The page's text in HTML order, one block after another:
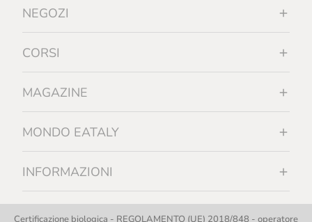
NEGOZI
CORSI
MAGAZINE
MONDO EATALY
INFORMAZIONI
Certificazione biologica - REGOLAMENTO (UE) 2018/848 - operatore